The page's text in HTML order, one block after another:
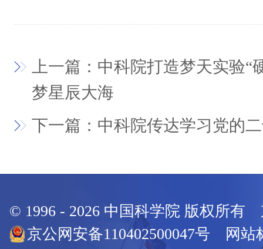
上一篇：中科院打造梦天实验“
梦星辰大海
下一篇：中科院传达学习党的
© 1996 - 2026 中国科学院 版权所有
京公网安备110402500047号 网站